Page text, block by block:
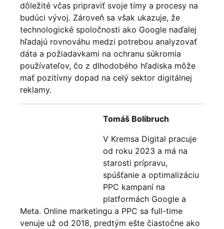
dôležité včas pripraviť svoje tímy a procesy na
budúci vývoj. Zároveň sa však ukazuje, že
technologické spoločnosti ako Google naďalej
hľadajú rovnováhu medzi potrebou analyzovať
dáta a požiadavkami na ochranu súkromia
používateľov, čo z dlhodobého hľadiska môže
mať pozitívny dopad na celý sektor digitálnej
reklamy.
Tomáš Bolibruch
V Kremsa Digital pracuje
od roku 2023 a má na
starosti prípravu,
spúšťanie a optimalizáciu
PPC kampaní na
platformách Google a
Meta. Online marketingu a PPC sa full-time
venuje už od 2018, predtým ešte čiastočne ako